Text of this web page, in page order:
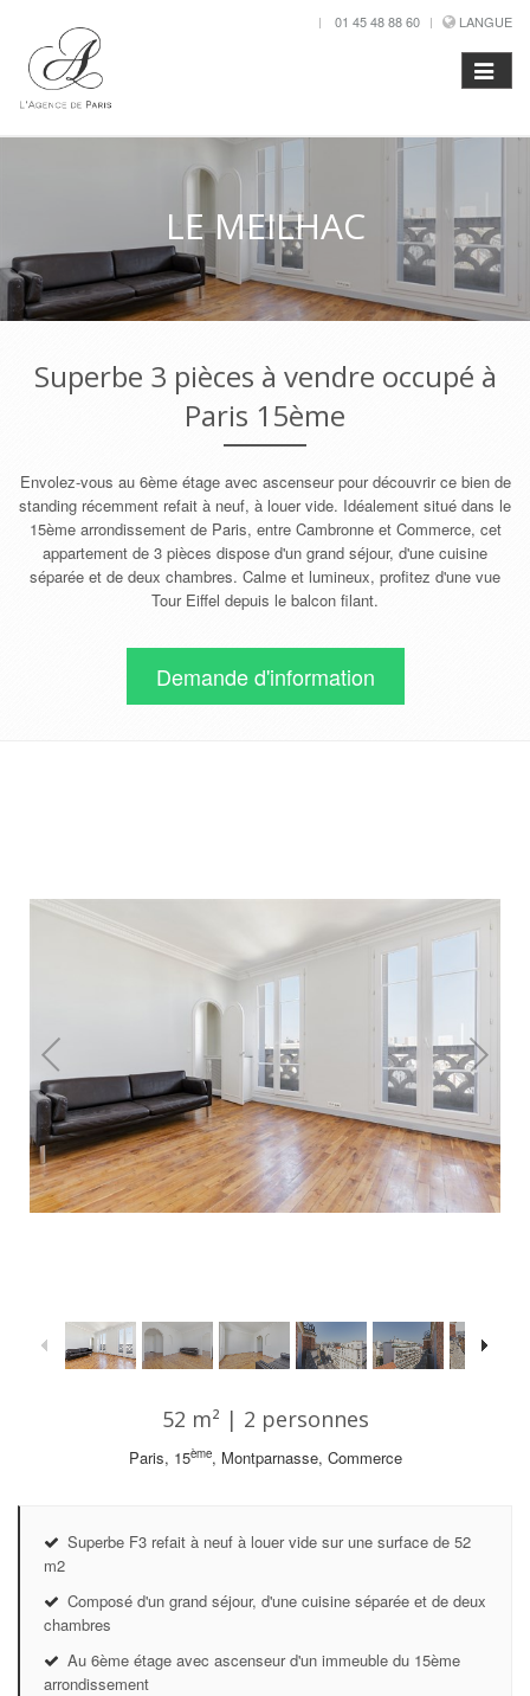
01 45 48 88 60 LANGUE
LE MEILHAC
Superbe 3 pièces à vendre occupé à
Paris 15ème
Envolez-vous au 6ème étage avec ascenseur pour découvrir ce bien de
standing récemment refait à neuf, à louer vide. Idéalement situé dans le
15ème arrondissement de Paris, entre Cambronne et Commerce, cet
appartement de 3 pièces dispose d'un grand séjour, d'une cuisine
séparée et de deux chambres. Calme et lumineux, profitez d'une vue
Tour Eiffel depuis le balcon filant.
Demande d'information
52 m² | 2 personnes
Paris, 15ème, Montparnasse, Commerce
Superbe F3 refait à neuf à louer vide sur une surface de 52
m2
Composé d'un grand séjour, d'une cuisine séparée et de deux
chambres
Au 6ème étage avec ascenseur d'un immeuble du 15ème
arrondissement